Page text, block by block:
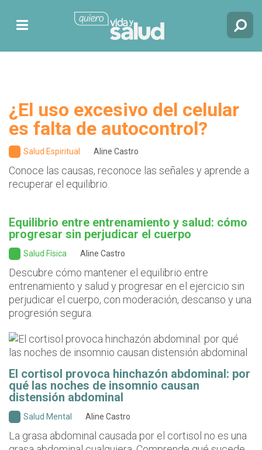
¿El uso excesivo del celular
es falta de autocontrol?
Salud Espiritual Aline Castro
Conoce las causas, reconoce las señales y aprende a
recuperar el equilibrio.
Equilibrio entre entrenamiento y salud: cómo
progresar sin perjudicar el cuerpo
Salud Física Aline Castro
Descubre cómo mantener el equilibrio entre
entrenamiento y salud y progresar en el ejercicio sin
perjudicar el cuerpo, con moderación, descanso y una
progresión segura.
El cortisol provoca hinchazón abdominal: por
qué las noches de insomnio causan
distensión abdominal
Salud Mental Aline Castro
La grasa abdominal causada por el cortisol no es una